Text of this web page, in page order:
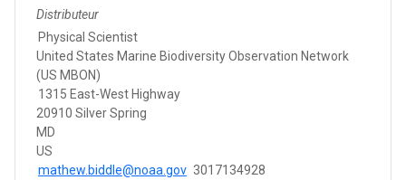
Distributeur
Physical Scientist
United States Marine Biodiversity Observation Network
(US MBON)
1315 East-West Highway
20910 Silver Spring
MD
US
mathew.biddle@noaa.gov 3017134928